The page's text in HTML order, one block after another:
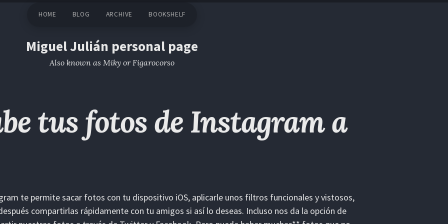
HOME BLOG ARCHIVE BOOKSHELF
Miguel Julián personal page
Also known as Miky or Figarocorso
tus fotos de Instagram a
te permite sacar fotos con tu dispositivo iOS, aplicarle unos filtros funcionales y vistosos,
compartirlas rápidamente con tu amigos si así lo deseas. Incluso nos da la opción de